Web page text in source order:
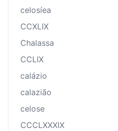
celosíea
CCXLIX
Chalassa
CCLIX
calázio
calazião
celose
CCCLXXXIX